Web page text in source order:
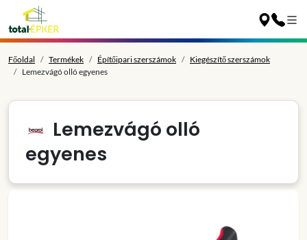
Főoldal Termékek Építőipari szerszámok
Kiegészítő szerszámok
Lemezvágó olló egyenes
Lemezvágó olló
egyenes